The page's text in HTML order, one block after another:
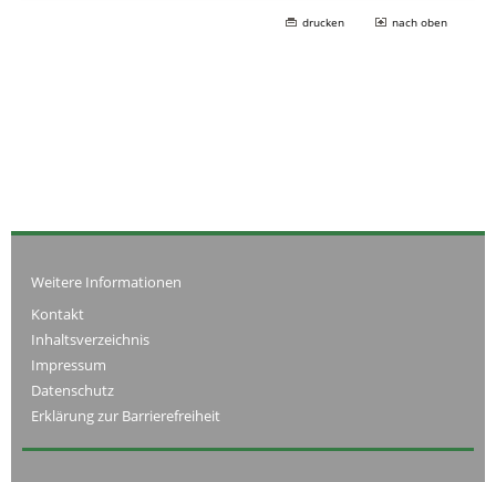
drucken nach oben
Weitere Informationen
Kontakt
Inhaltsverzeichnis
Impressum
Datenschutz
Erklärung zur Barrierefreiheit